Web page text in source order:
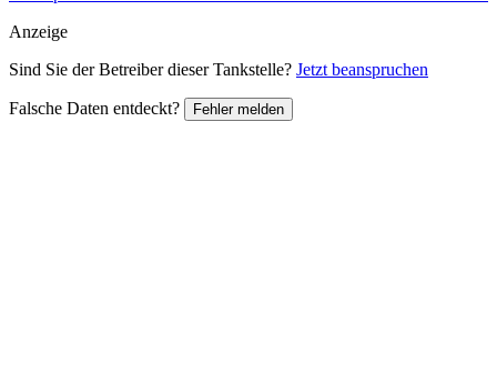
Anzeige
Sind Sie der Betreiber dieser Tankstelle? Jetzt beanspruchen
Falsche Daten entdeckt? Fehler melden